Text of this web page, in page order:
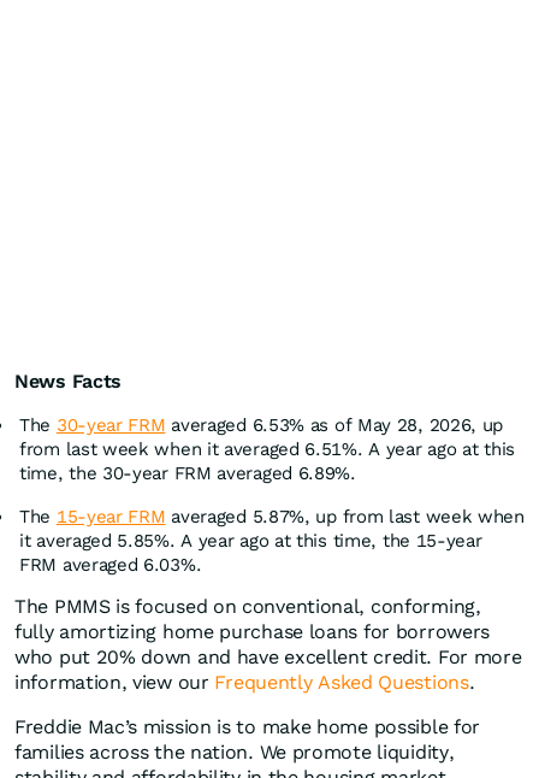
News Facts
The 30-year FRM averaged 6.53% as of May 28, 2026, up
from last week when it averaged 6.51%. A year ago at this
time, the 30-year FRM averaged 6.89%.
The 15-year FRM averaged 5.87%, up from last week when
it averaged 5.85%. A year ago at this time, the 15-year
FRM averaged 6.03%.
The PMMS is focused on conventional, conforming,
fully amortizing home purchase loans for borrowers
who put 20% down and have excellent credit. For more
information, view our Frequently Asked Questions.
Freddie Mac’s mission is to make home possible for
families across the nation. We promote liquidity,